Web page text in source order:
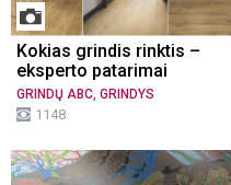
Kokias grindis rinktis –
eksperto patarimai
GRINDŲ ABC, GRINDYS
1148